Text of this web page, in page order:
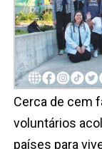
Cerca de cem
voluntários
países para